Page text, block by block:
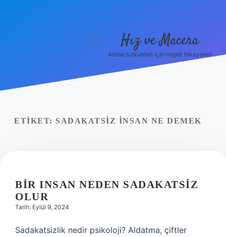
Yasal Uyarı
menüyü
Hız ve Macera
Araba tutkunları için neşeli hikayeler!
ETIKET: SADAKATSIZ INSAN NE DEMEK
BIR INSAN NEDEN SADAKATSIZ
OLUR
Tarih: Eylül 9, 2024
Sadakatsizlik nedir psikoloji? Aldatma, çiftler